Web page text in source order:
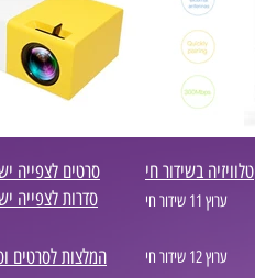
סרטים לצפייה
סדרות לצפייה
המלצות לסרטים
טלוויזיה בשידור חי
ערוץ 11 שידור חי
ערוץ 12 שידור חי